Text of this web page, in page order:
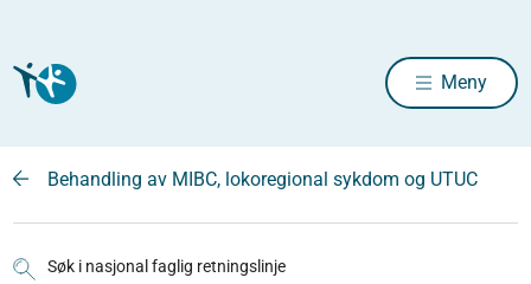
Meny
Behandling av MIBC, lokoregional sykdom og UTUC
Søk i nasjonal faglig retningslinje